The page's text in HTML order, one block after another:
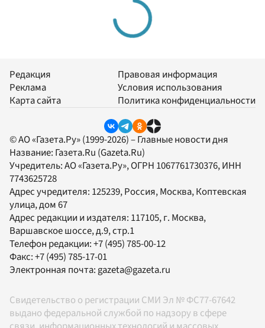
Редакция
Реклама
Карта сайта
Правовая информация
Условия использования
Политика конфиденциальности
© АО «Газета.Ру» (1999-2026) – Главные новости дня
Название: Газета.Ru (Gazeta.Ru)
Учредитель:АО «Газета.Ру», ОГРН 1067761730376, ИНН
7743625728
Адрес учредителя: 125239, Россия, Москва, Коптевская
улица, дом 67
Адрес редакции и издателя: 117105, г. Москва,
Варшавское шоссе, д.9, стр.1
Телефон редакции:+7 (495) 785-00-12
Факс:+7 (495) 785-17-01
Электронная почта:gazeta@gazeta.ru
Свидетельство о регистрации СМИ Эл № ФС77-67642
выдано федеральной службой по надзору в сфере